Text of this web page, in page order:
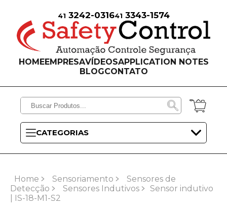
41 3242-031641 3343-1574
HOMEEMPRESAVÍDEOSAPPLICATION NOTES
BLOGCONTATO
CATEGORIAS
Home Sensoriamento
Sensores de
Detecção
Sensores Indutivos
Sensor indutivo
| IS-18-M1-S2